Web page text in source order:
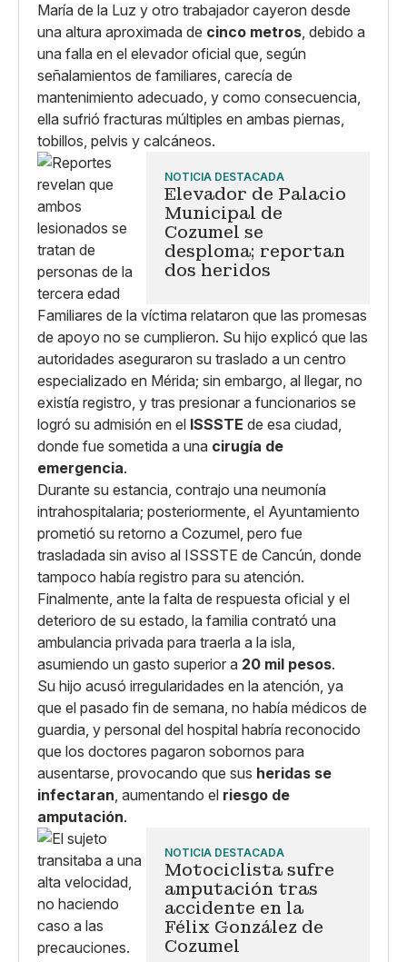
María de la Luz y otro trabajador cayeron desde
una altura aproximada de cinco metros, debido a
una falla en el elevador oficial que, según
señalamientos de familiares, carecía de
mantenimiento adecuado, y como consecuencia,
ella sufrió fracturas múltiples en ambas piernas,
tobillos, pelvis y calcáneos.
NOTICIA DESTACADA
Elevador de Palacio
Municipal de
Cozumel se
desploma; reportan
dos heridos
Familiares de la víctima relataron que las promesas
de apoyo no se cumplieron. Su hijo explicó que las
autoridades aseguraron su traslado a un centro
especializado en Mérida; sin embargo, al llegar, no
existía registro, y tras presionar a funcionarios se
logró su admisión en el ISSSTE de esa ciudad,
donde fue sometida a una cirugía de
emergencia.
Durante su estancia, contrajo una neumonía
intrahospitalaria; posteriormente, el Ayuntamiento
prometió su retorno a Cozumel, pero fue
trasladada sin aviso al ISSSTE de Cancún, donde
tampoco había registro para su atención.
Finalmente, ante la falta de respuesta oficial y el
deterioro de su estado, la familia contrató una
ambulancia privada para traerla a la isla,
asumiendo un gasto superior a 20 mil pesos.
Su hijo acusó irregularidades en la atención, ya
que el pasado fin de semana, no había médicos de
guardia, y personal del hospital habría reconocido
que los doctores pagaron sobornos para
ausentarse, provocando que sus heridas se
infectaran, aumentando el riesgo de
amputación.
NOTICIA DESTACADA
Motociclista sufre
amputación tras
accidente en la
Félix González de
Cozumel